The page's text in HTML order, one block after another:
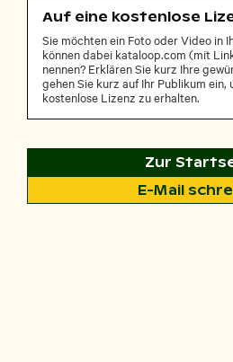
Auf eine kostenlose
Sie möchten ein Foto oder Video in
können dabei kataloop.com (mit
nennen? Erklären Sie kurz Ihre
gehen Sie kurz auf Ihr Publikum ein,
kostenlose Lizenz zu erhalten.
Zur
E-Mail